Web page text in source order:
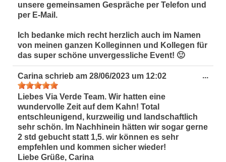
unsere gemeinsamen Gespräche per Telefon und
per E-Mail.
Ich bedanke mich recht herzlich auch im Namen
von meinen ganzen Kolleginnen und Kollegen für
das super schöne unvergessliche Event! 🙂
Carina schrieb am 28/06/2023 um 12:02
Liebes Via Verde Team. Wir hatten eine
wundervolle Zeit auf dem Kahn! Total
entschleunigend, kurzweilig und landschaftlich
sehr schön. Im Nachhinein hätten wir sogar gerne
2 std gebucht statt 1,5. wir können es sehr
empfehlen und kommen sicher wieder!
Liebe Grüße, Carina
...